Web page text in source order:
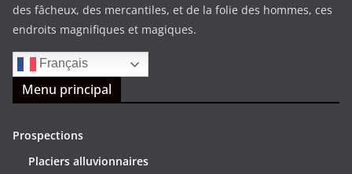
des fâcheux, des mercantiles, et de la folie des hommes, ces
endroits magnifiques et magiques.
Français
Menu principal
Prospections
Placiers alluvionnaires